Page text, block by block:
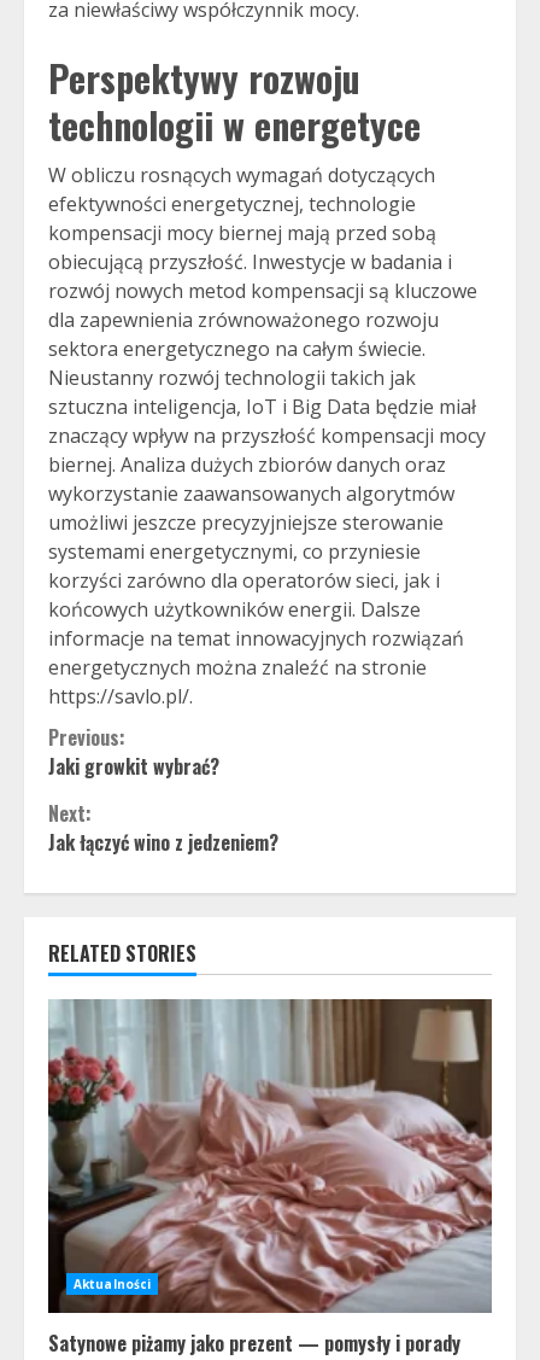
za niewłaściwy współczynnik mocy.
Perspektywy rozwoju
technologii w energetyce
W obliczu rosnących wymagań dotyczących
efektywności energetycznej, technologie
kompensacji mocy biernej mają przed sobą
obiecującą przyszłość. Inwestycje w badania i
rozwój nowych metod kompensacji są kluczowe
dla zapewnienia zrównoważonego rozwoju
sektora energetycznego na całym świecie.
Nieustanny rozwój technologii takich jak
sztuczna inteligencja, IoT i Big Data będzie miał
znaczący wpływ na przyszłość kompensacji mocy
biernej. Analiza dużych zbiorów danych oraz
wykorzystanie zaawansowanych algorytmów
umożliwi jeszcze precyzyjniejsze sterowanie
systemami energetycznymi, co przyniesie
korzyści zarówno dla operatorów sieci, jak i
końcowych użytkowników energii. Dalsze
informacje na temat innowacyjnych rozwiązań
energetycznych można znaleźć na stronie
https://savlo.pl/.
Continue
Reading
Previous:
Jaki growkit wybrać?
Next:
Jak łączyć wino z jedzeniem?
RELATED STORIES
Aktualności
Satynowe piżamy jako prezent — pomysły i porady